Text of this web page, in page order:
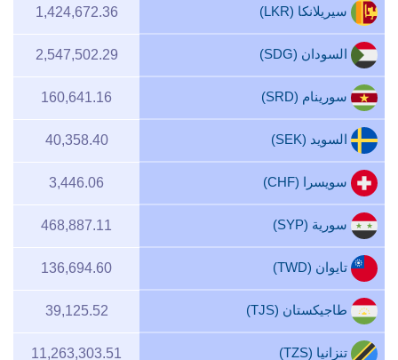
سيريلانكا (LKR) 1,424,672.36
السودان (SDG) 2,547,502.29
سورينام (SRD) 160,641.16
السويد (SEK) 40,358.40
سويسرا (CHF) 3,446.06
سورية (SYP) 468,887.11
تايوان (TWD) 136,694.60
طاجيكستان (TJS) 39,125.52
تنزانيا (TZS) 11,263,303.51